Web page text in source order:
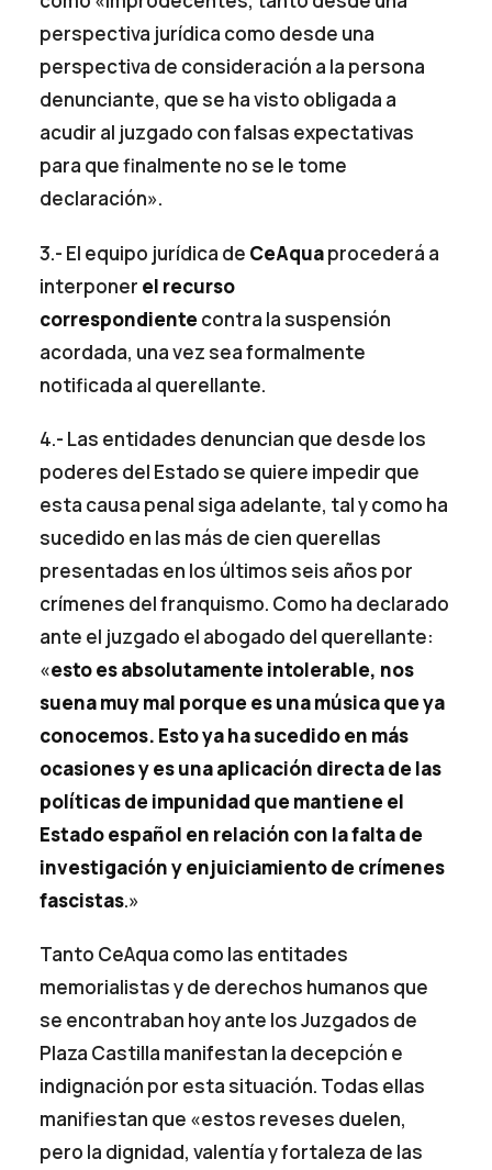
perspectiva jurídica como desde una
perspectiva de consideración a la persona
denunciante, que se ha visto obligada a
acudir al juzgado con falsas expectativas
para que finalmente no se le tome
declaración».
3.- El equipo jurídica de CeAquaprocederá a
interponer el recurso
correspondientecontra la suspensión
acordada, una vez sea formalmente
notificada al querellante.
4.- Las entidades denuncian que desde los
poderes del Estado se quiere impedir que
esta causa penal siga adelante, tal y como ha
sucedido en las más de cien querellas
presentadas en los últimos seis años por
crímenes del franquismo. Como ha declarado
ante el juzgado el abogado del querellante:
«esto es absolutamente intolerable, nos
suena muy mal porque es una música que ya
conocemos. Esto ya ha sucedido en más
ocasiones y es una aplicación directa de las
políticas de impunidad que mantiene el
Estado español en relación con la falta de
investigación y enjuiciamiento de crímenes
fascistas.»
Tanto CeAqua como las entitades
memorialistas y de derechos humanos que
se encontraban hoy ante los Juzgados de
Plaza Castilla manifestan la decepción e
indignación por esta situación. Todas ellas
manifiestan que «estos reveses duelen,
pero la dignidad, valentía y fortaleza de las